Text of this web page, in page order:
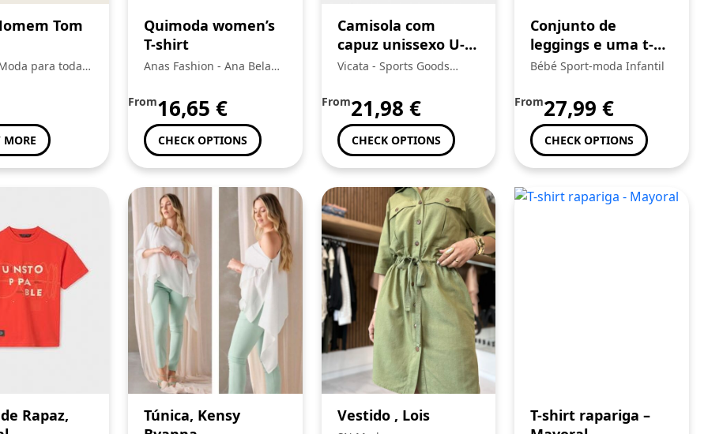
Tom
para toda a
Quimoda women’s
T-shirt
Anas Fashion - Ana Bela
From16,65€
CHECK OPTIONS
Camisola com
capuz unissexo U-
Tribe azul
Vicata - Sports Goods
From21,98 €
CHECK OPTIONS
Conjunto de
leggings e uma t-
shirt branca
Bébé Sport-moda Infantil
From27,99€
CHECK OPTIONS
Rapaz,
Túnica, Kensy
Vestido , Lois
T-shirt rapariga –